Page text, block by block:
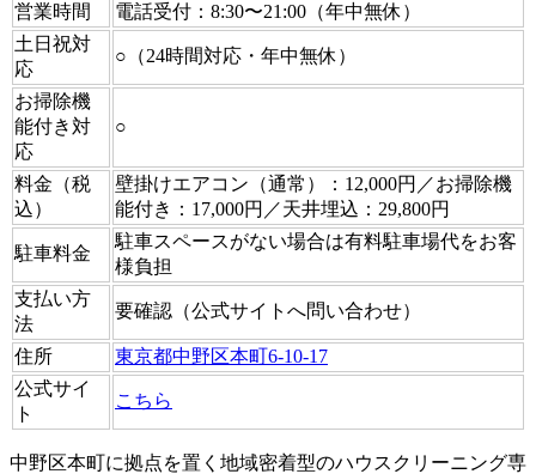
営業時間
電話受付：8:30〜21:00（年中無休）
土日祝対
応
○（24時間対応・年中無休）
お掃除機
能付き対
応
○
料金（税
込）
壁掛けエアコン（通常）：12,000円／お掃除機
能付き：17,000円／天井埋込：29,800円
駐車料金
駐車スペースがない場合は有料駐車場代をお客
様負担
支払い方
法
要確認（公式サイトへ問い合わせ）
住所
東京都中野区本町6-10-17
公式サイ
ト
こちら
中野区本町に拠点を置く地域密着型のハウスクリーニング専